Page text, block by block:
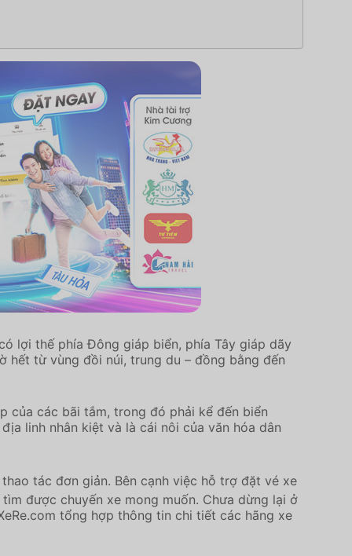
lợi thế phía Đông giáp biển, phía Tây giáp dãy
hết từ vùng đồi núi, trung du – đồng bằng đến
của các bãi tắm, trong đó phải kể đến biển
linh nhân kiệt và là cái nôi của văn hóa dân
tác đơn giản. Bên cạnh việc hỗ trợ đặt vé xe
được chuyến xe mong muốn. Chưa dừng lại ở
tổng hợp thông tin chi tiết các hãng xe